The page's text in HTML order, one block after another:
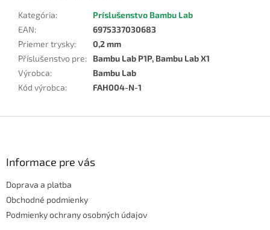
Kategória:
Príslušenstvo Bambu Lab
EAN:
6975337030683
Priemer trysky:
0,2 mm
Příslušenstvo pre:
Bambu Lab P1P, Bambu Lab X1
Výrobca:
Bambu Lab
Kód výrobca: FAH004-N-1
Informace pre vás
Doprava a platba
Obchodné podmienky
Podmienky ochrany osobných údajov